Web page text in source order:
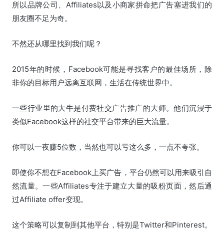
所以品牌公司、Affiliates以及小商家拼命把广告塞进我们的
朋友圈不足为奇。
不然还从哪里找到我们呢？
2015年的时候，Facebook可能是寻找客户的最佳场所，除
非你的目标用户远离互联网，生活在传统世界中。
一些行业里的大牛是付费社交广告推广的大师。他们沉浸于
类似Facebook这样的社交平台带来的巨大流量。
你可以一夜赚5位数，当然也可以亏这么多，一点不夸张。
即使你不想在Facebook上买广告，平台仍然可以用来吸引自
然流量。一些Affiliates专注于建立大量的吸粉页面，然后通
过Affiliate offer变现。
这个策略可以复制到其他平台，特别是Twitter和Pinterest。